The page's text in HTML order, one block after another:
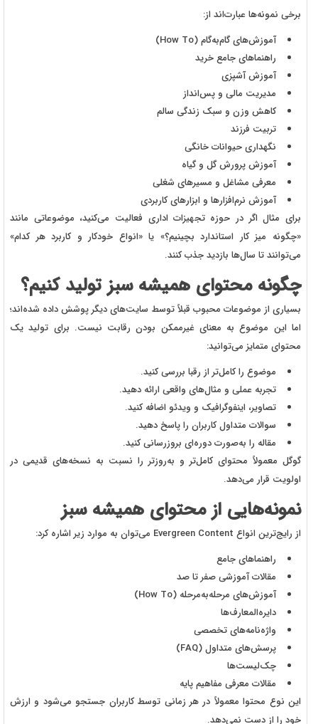
برخی نمونه‌ها عبارت‌اند از:
آموزش‌های گام‌به‌گام (How To)
راهنماهای جامع خرید
آموزش آشپزی
مدیریت مالی و پس‌انداز
کاهش وزن و سبک زندگی سالم
تربیت فرزند
نگهداری حیوانات خانگی
آموزش پرورش گل و گیاه
معرفی مشاغل و مسیرهای شغلی
آموزش نرم‌افزارها و ابزارهای کاربردی
برای مثال اگر در حوزه تجهیزات اداری فعالیت می‌کنید، موضوعاتی مانند
«چگونه میز کار استاندارد بچینیم؟» یا «انواع خودکار و کاربرد هر کدام»
می‌توانند تا سال‌ها بازدید جذب کنند.
چگونه محتوای همیشه سبز تولید کنیم؟
بسیاری از موضوعات محبوب قبلاً توسط سایت‌های دیگر پوشش داده شده‌اند؛
اما این موضوع به معنای غیرممکن بودن رقابت نیست. برای تولید یک
محتوای متمایز می‌توانید:
موضوع را کامل‌تر از رقبا بررسی کنید.
تجربه عملی و مثال‌های واقعی ارائه دهید.
تصاویر، اینفوگرافیک و ویدئو اضافه کنید.
سوالات متداول کاربران را پاسخ دهید.
مقاله را به‌صورت دوره‌ای بروزرسانی کنید.
گوگل معمولاً محتوای کامل‌تر و به‌روزتر را نسبت به نسخه‌های قدیمی در
اولویت قرار می‌دهد.
نمونه‌هایی از محتوای همیشه سبز
از رایج‌ترین انواع Evergreen Content می‌توان به موارد زیر اشاره کرد:
راهنماهای جامع
مقالات آموزشی صفر تا صد
آموزش‌های مرحله‌به‌مرحله (How To)
دایره‌المعارف‌ها
واژه‌نامه‌های تخصصی
پرسش‌های متداول (FAQ)
چک‌لیست‌ها
مقالات معرفی مفاهیم پایه
این نوع محتوا معمولاً در هر زمانی توسط کاربران جستجو می‌شود و ارزش
خود را از دست نمی‌دهد.